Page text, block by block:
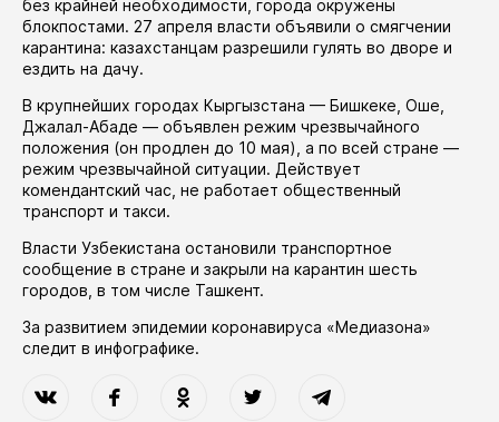
без крайней необходимости, города окружены
блокпостами. 27 апреля власти объявили о смягчении
карантина: казахстанцам разрешили гулять во дворе и
ездить на дачу.
В крупнейших городах Кыргызстана — Бишкеке, Оше,
Джалал-Абаде — объявлен режим чрезвычайного
положения (он продлен до 10 мая), а по всей стране —
режим чрезвычайной ситуации. Действует
комендантский час, не работает общественный
транспорт и такси.
Власти Узбекистана остановили транспортное
сообщение в стране и закрыли на карантин шесть
городов, в том числе Ташкент.
За развитием эпидемии коронавируса «Медиазона»
следит в инфографике.